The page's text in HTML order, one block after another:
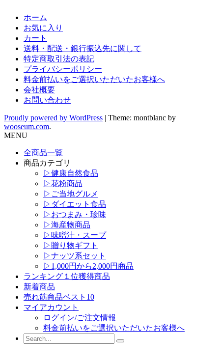
ホーム
お気に入り
カート
送料・配送・銀行振込先に関して
特定商取引法の表記
プライバシーポリシー
料金前払いをご選択いただいたお客様へ
会社概要
お問い合わせ
Proudly powered by WordPress | Theme: montblanc by
wooseum.com.
MENU
全商品一覧
商品カテゴリ
▷健康自然食品
▷花粉商品
▷ご当地グルメ
▷ダイエット食品
▷おつまみ・珍味
▷海産物商品
▷味噌汁・スープ
▷贈り物ギフト
▷ナッツ系セット
▷1,000円から2,000円商品
ランキング１位獲得商品
新着商品
売れ筋商品ベスト10
マイアカウント
ログイン/ご注文情報
料金前払いをご選択いただいたお客様へ